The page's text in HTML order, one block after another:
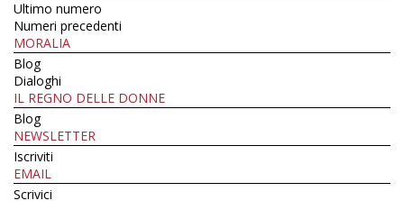
Ultimo numero
Numeri precedenti
MORALIA
Blog
Dialoghi
IL REGNO DELLE DONNE
Blog
NEWSLETTER
Iscriviti
EMAIL
Scrivici